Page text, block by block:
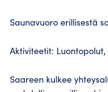
Saunavuoro erillisestä
Aktiviteetit:
Saareen kulkee